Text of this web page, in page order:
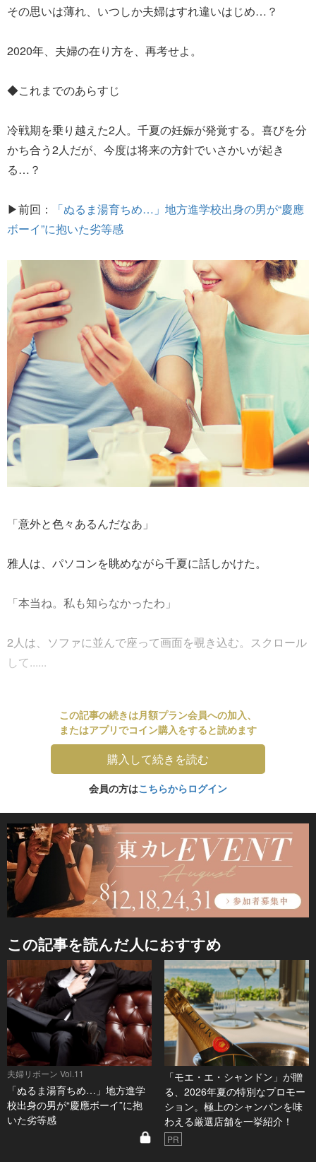
その思いは薄れ、いつしか夫婦はすれ違いはじめ…？
2020年、夫婦の在り方を、再考せよ。
◆これまでのあらすじ
冷戦期を乗り越えた2人。千夏の妊娠が発覚する。喜びを分
かち合う2人だが、今度は将来の方針でいさかいが起き
る…？
▶前回：
「ぬるま湯育ちめ…」地方進学校出身の男が“慶應
ボーイ”に抱いた劣等感
「意外と色々あるんだなあ」
雅人は、パソコンを眺めながら千夏に話しかけた。
「本当ね。私も知らなかったわ」
2人は、ソファに並んで座って画面を覗き込む。スクロール
して......
この記事の続きは月額プラン会員への加入、
またはアプリでコイン購入をすると読めます
購入して続きを読む
会員の方はこちらからログイン
この記事を読んだ人におすすめ
夫婦リボーン Vol.11
「ぬるま湯育ちめ…」地方進学
校出身の男が“慶應ボーイ”に抱
いた劣等感
「モエ・エ・シャンドン」が贈
る、2026年夏の特別なプロモー
ション。極上のシャンパンを味
わえる厳選店舗を一挙紹介！
PR